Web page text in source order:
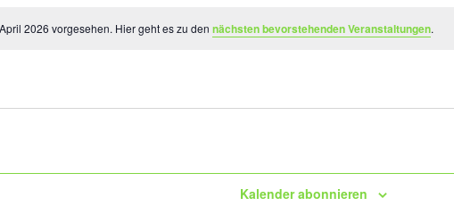
2026 vorgesehen. Hier geht es zu den nächsten bevorstehenden Veranstaltungen.
Kalender abonnieren